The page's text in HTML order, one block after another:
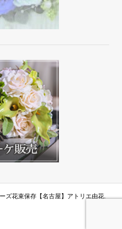
ズ花束保存【名古屋】アトリエ由花.